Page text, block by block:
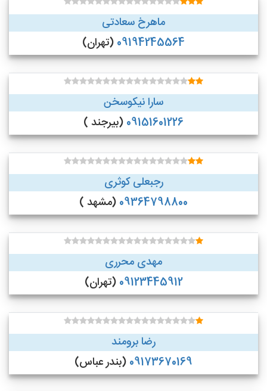
ماهرخ سعادتی
09194245564 (تهران)
سارا نیکوسخن
09151601226 (بیرجند )
رجبعلی کوثری
09364798800 (مشهد )
مهدی محرری
09123445912 (تهران)
رضا برومند
09173670169 (بندر عباس)